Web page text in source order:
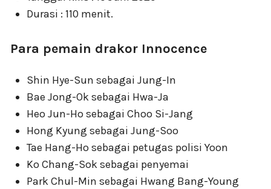
Durasi : 110 menit.
Para pemain drakor Innocence
Shin Hye-Sun sebagai Jung-In
Bae Jong-Ok sebagai Hwa-Ja
Heo Jun-Ho sebagai Choo Si-Jang
Hong Kyung sebagai Jung-Soo
Tae Hang-Ho sebagai petugas polisi Yoon
Ko Chang-Sok sebagai penyemai
Park Chul-Min sebagai Hwang Bang-Young